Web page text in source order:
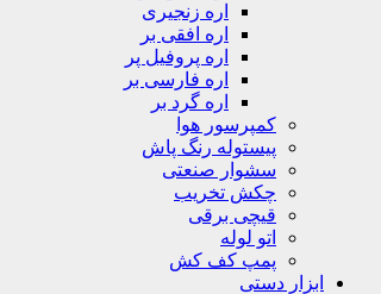
اره زنجیری
اره افقی بر
اره پروفیل پر
اره فارسی بر
اره گرد بر
کمپرسور هوا
پیستوله رنگ پاش
سشوار صنعتی
چکش تخریب
قیچی برقی
اتو لوله
پمپ کف کش
ابزار دستی